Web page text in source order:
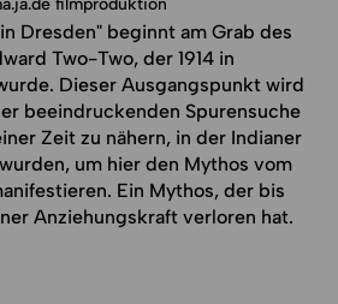
Dresden" beginnt am Grab des
Two-Two, der 1914 in
Dieser Ausgangspunkt wird
beeindruckenden Spurensuche
Zeit zu nähern, in der Indianer
um hier den Mythos vom
Ein Mythos, der bis
Anziehungskraft verloren hat.